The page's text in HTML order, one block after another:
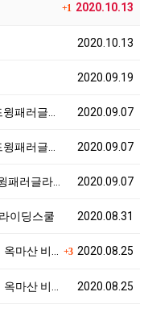
+1 2020.10.13
2020.10.13
2020.09.19
2020.09.07
패러글…
2020.09.07
패러글…
2020.09.07
패러글라…
2020.08.31
이딩스쿨
+32020.08.25
마산 비…
2020.08.25
마산 비…